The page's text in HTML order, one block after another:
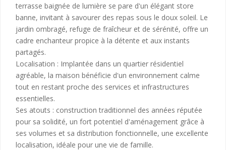
terrasse baignée de lumière se pare d'un élégant store
banne, invitant à savourer des repas sous le doux soleil. Le
jardin ombragé, refuge de fraîcheur et de sérénité, offre un
cadre enchanteur propice à la détente et aux instants
partagés.
Localisation : Implantée dans un quartier résidentiel
agréable, la maison bénéficie d'un environnement calme
tout en restant proche des services et infrastructures
essentielles.
Ses atouts : construction traditionnel des années réputée
pour sa solidité, un fort potentiel d'aménagement grâce à
ses volumes et sa distribution fonctionnelle, une excellente
localisation, idéale pour une vie de famille.